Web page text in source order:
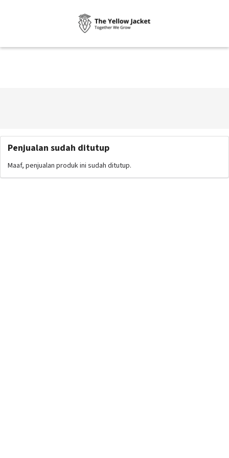
Penjualan sudah ditutup
Maaf, penjualan produk ini sudah ditutup.